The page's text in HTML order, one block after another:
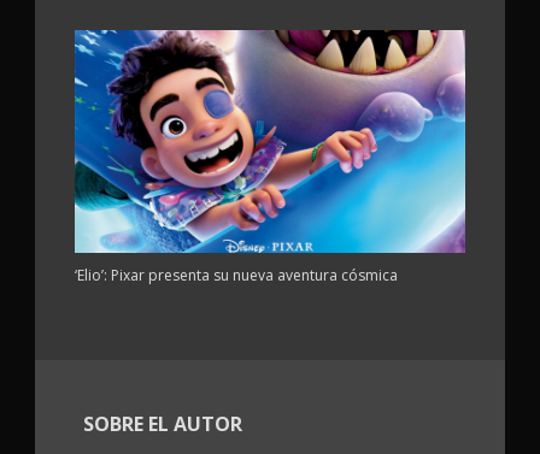
‘Elio’: Pixar presenta su nueva aventura cósmica
SOBRE EL AUTOR